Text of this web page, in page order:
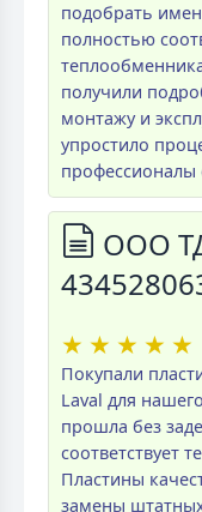
подобрать
полностью
получили
монтажу и
упростило
профессионалы
ООО
★ ★ ★ ★ ★
Покупали
Laval для
прошла без
соответствует
Пластины
замены